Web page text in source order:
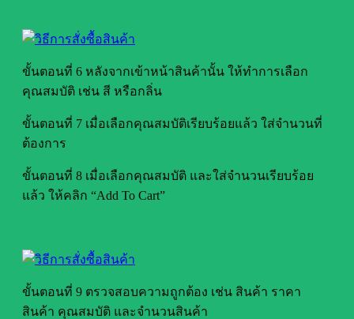
ขั้นตอนที่ 6 หลังจากเข้าหน้าสินค้านั้น ให้ทำการเลือก
คุณสมบัติ เช่น สี หรือกลิ่น
ขั้นตอนที่ 7 เมื่อเลือกคุณสมบัติเรียบร้อยแล้ว ใส่จำนวนที่
ต้องการ
ขั้นตอนที่ 8 เมื่อเลือกคุณสมบัติ และใส่จำนวนเรียบร้อย
แล้ว ให้คลิก “Add To Cart”
ขั้นตอนที่ 9 ตรวจสอบความถูกต้อง เช่น สินค้า ราคา
สินค้า คุณสมบัติ และจำนวนสินค้า